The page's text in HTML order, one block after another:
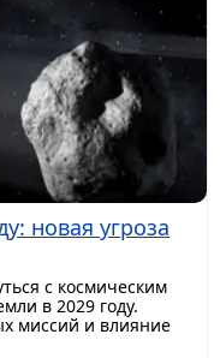
новая угроза
с космическим
в 2029 году.
миссий и влияние